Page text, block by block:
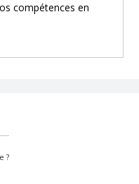
compétences en
?